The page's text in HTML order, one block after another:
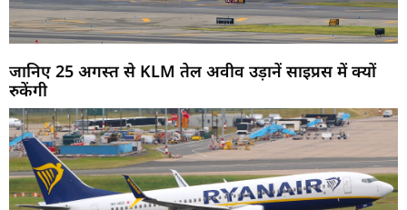
जानिए 25 अगस्त से KLM तेल अवीव उड़ानें साइप्रस में क्यों
रुकेंगी